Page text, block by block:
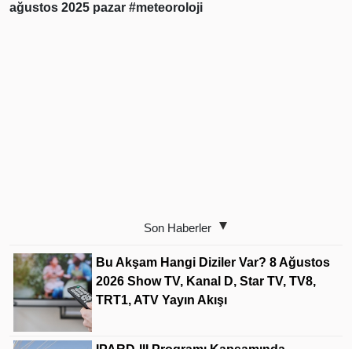
ağustos 2025 pazar #meteoroloji
Son Haberler
Bu Akşam Hangi Diziler Var? 8 Ağustos
2026 Show TV, Kanal D, Star TV, TV8,
TRT1, ATV Yayın Akışı